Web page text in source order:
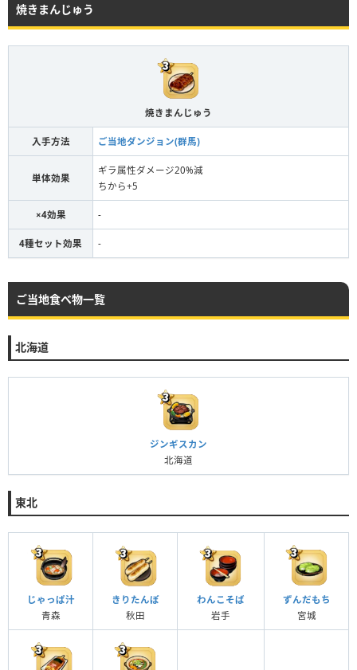
焼きまんじゅう
焼きまんじゅう
入手方法 ご当地ダンジョン(群馬)
単体効果
ギラ属性ダメージ20%減
ちから+5
×4効果 -
4種セット効果 -
ご当地食べ物一覧
北海道
ジンギスカン
北海道
東北
じゃっぱ汁
青森
きりたんぽ
秋田
わんこそば
岩手
ずんだもち
宮城